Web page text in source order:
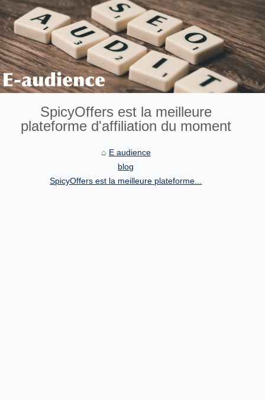
SpicyOffers est la meilleure
plateforme d'affiliation du moment
E audience
blog
SpicyOffers est la meilleure plateforme...